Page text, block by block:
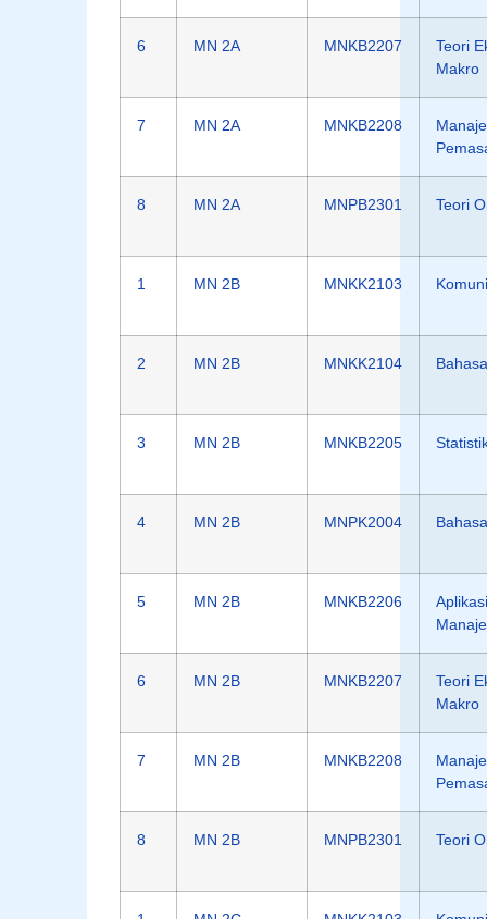
6 MN 2A MNKB2207
Teori
Makro
7 MN 2A MNKB2208
8 MN 2A MNPB2301 Teori
1 MN 2B MNKK2103
2 MN 2B MNKK2104
3 MN 2B MNKB2205
4 MN 2B MNPK2004
5 MN 2B MNKB2206
Aplikasi
6 MN 2B MNKB2207
Teori
Makro
7 MN 2B MNKB2208
8 MN 2B MNPB2301 Teori